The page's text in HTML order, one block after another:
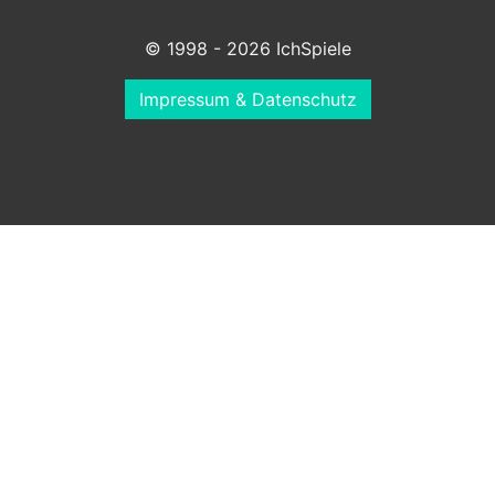
© 1998 - 2026 IchSpiele
Impressum & Datenschutz